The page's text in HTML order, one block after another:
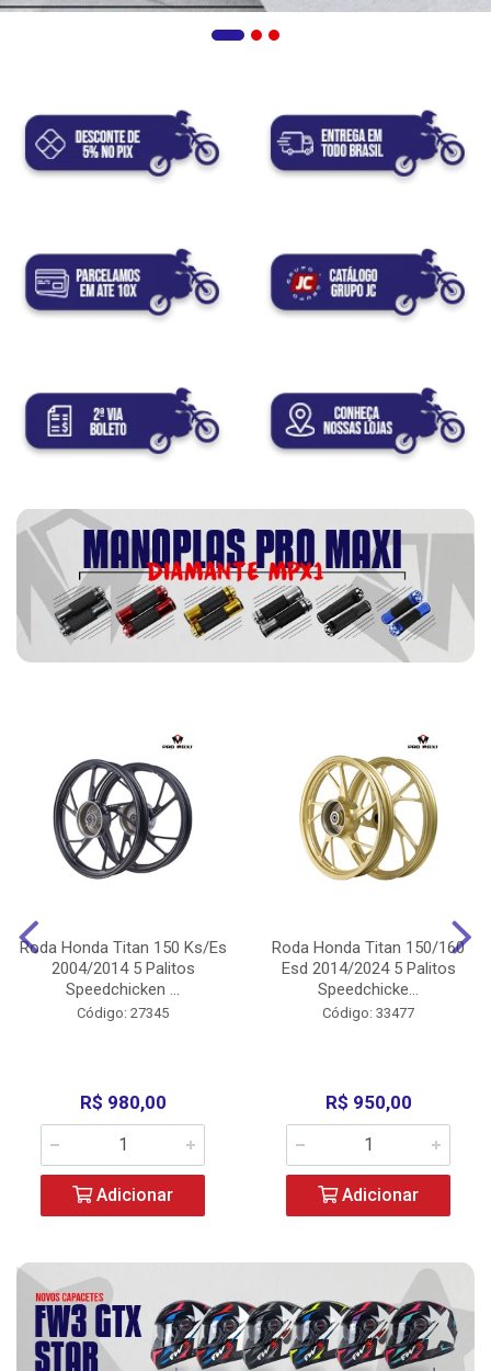
Roda Honda Titan 150 Ks/Es
2004/2014 5 Palitos
Speedchicken ...
Código: 27345
R$ 980,00
Adicionar
Roda Honda Titan 150/160
Esd 2014/2024 5 Palitos
Speedchicke...
Código: 33477
R$ 950,00
Adicionar